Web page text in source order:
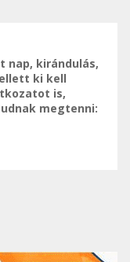
nap, kirándulás,
ki kell
is,
megtenni: